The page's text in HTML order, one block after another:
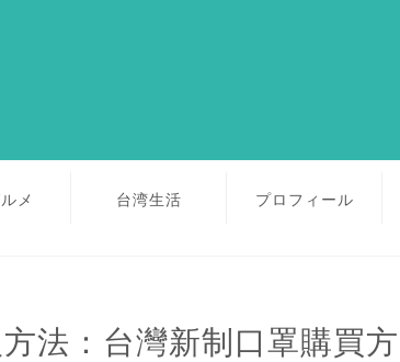
メ 台湾生活 プロフィール
法：台灣新制口罩購買方